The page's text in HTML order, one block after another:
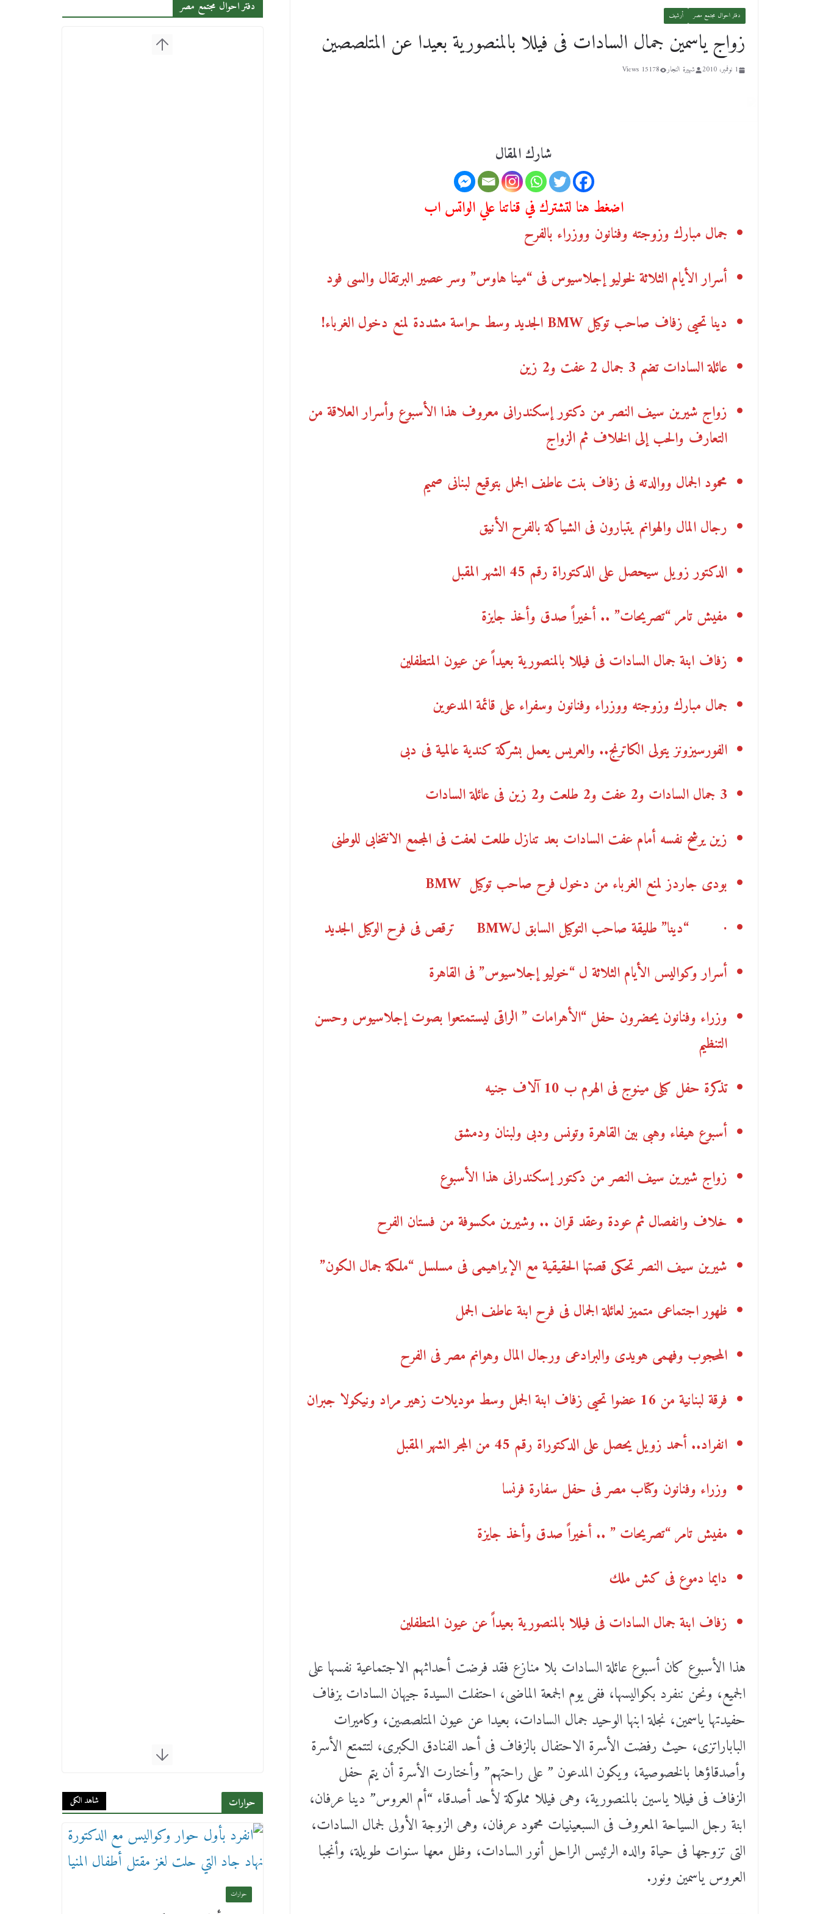
دفتر احوال مجتمع مصر أرشيف
زواج ياسمين جمال السادات فى فيللا بالمنصورية بعيدا عن المتلصصين
1 نوفمبر، 2010 شهيرة النجار 15178 Views
شارك المقال
اضغط هنا لتشترك في قناتنا علي الواتس اب
جمال مبارك وزوجته وفنانون ووزراء بالفرح
أسرار الأيام الثلاثة لخوليو إجلاسيوس فى “مينا هاوس” وسر عصير البرتقال والسى فود
دينا تحيى زفاف صاحب توكيلBMWالجديد وسط حراسة مشددة لمنع دخول الغرباء!
عائلة السادات تضم 3 جمال 2 عفت و2 زين
زواج شيرين سيف النصر من دكتور إسكندرانى معروف هذا الأسبوع وأسرار العلاقة من
التعارف والحب إلى الخلاف ثم الزواج
محمود الجمال ووالدته فى زفاف بنت عاطف الجمل بتوقيع لبنانى صميم
رجال المال والهوانم يتبارون فى الشياكة بالفرح الأنيق
الدكتور زويل سيحصل على الدكتوراة رقم 45 الشهر المقبل
مفيش تامر “تصريحات” .. أخيراً صدق وأخذ جايزة
زفاف ابنة جمال السادات فى فيللا بالمنصورية بعيداً عن عيون المتطفلين
جمال مبارك وزوجته ووزراء وفنانون وسفراء على قائمة المدعوين
الفورسيزونز يتولى الكاترنج.. والعريس يعمل بشركة كندية عالمية فى دبى
3 جمال السادات و2 عفت و2 طلعت و2 زين فى عائلة السادات
زين يرشح نفسه أمام عفت السادات بعد تنازل طلعت لعفت فى المجمع الانتخابى للوطنى
بودى جاردز لمنع الغرباء من دخول فرح صاحب توكيل BMW
·
“دينا” طليقة صاحب التوكيل السابق لBMW
ترقص فى فرح الوكيل الجديد
أسرار وكواليس الأيام الثلاثة ل “خوليو إجلاسيوس” فى القاهرة
وزراء وفنانون يحضرون حفل “الأهرامات ” الراقى ليستمتعوا بصوت إجلاسيوس وحسن
التنظيم
تذكرة حفل كيلى مينوج فى الهرم ب 10 آلاف جنيه
أسبوع هيفاء وهبى بين القاهرة وتونس ودبى ولبنان ودمشق
زواج شيرين سيف النصر من دكتور إسكندرانى هذا الأسبوع
خلاف وانفصال ثم عودة وعقد قران .. وشيرين مكسوفة من فستان الفرح
شيرين سيف النصر تحكى قصتها الحقيقية مع الإبراهيمى فى مسلسل “ملكة جمال الكون”
ظهور اجتماعى متميز لعائلة الجمال فى فرح ابنة عاطف الجمل
المحجوب وفهمى هويدى والبرادعى ورجال المال وهوانم مصر فى الفرح
فرقة لبنانية من 16 عضوا تحيى زفاف ابنة الجمل وسط موديلات زهير مراد ونيكولا جبران
انفراد.. أحمد زويل يحصل على الدكتوراة رقم 45 من المجر الشهر المقبل
وزراء وفنانون وكتاب مصر فى حفل سفارة فرنسا
مفيش تامر “تصريحات ” .. أخيراً صدق وأخذ جايزة
دايما دموع فى كش ملك
زفاف ابنة جمال السادات فى فيللا بالمنصورية بعيداً عن عيون المتطفلين
هذا الأسبوع كان أسبوع عائلة السادات بلا منازع فقد فرضت أحداثهم الاجتماعية نفسها على
الجميع، ونحن ننفرد بكواليسها، ففى يوم الجمعة الماضى، احتفلت السيدة جيهان السادات بزفاف
حفيدتها ياسمين، نجلة ابنها الوحيد جمال السادات، بعيدا عن عيون المتلصصين، وكاميرات
الباباراتزى، حيث رفضت الأسرة الاحتفال بالزفاف فى أحد الفنادق الكبرى، لتتمتع الأسرة
وأصدقاؤها بالخصوصية، ويكون المدعون ” على راحتهم” وأختارت الأسرة أن يتم حفل
الزفاف فى فيللا ياسين بالمنصورية، وهى فيللا مملوكة لأحد أصدقاء “أم العروس” دينا عرفان،
ابنة رجل السياحة المعروف فى السبعينيات محمود عرفان، وهى الزوجة الأولى لجمال السادات،
التى تزوجها فى حياة والده الرئيس الراحل أنور السادات، وظل معها سنوات طويلة، وأنجبا
العروس ياسمين ونور.
دفتر احوال مجتمع مصر
حوارات شاهد الكل
حوارات